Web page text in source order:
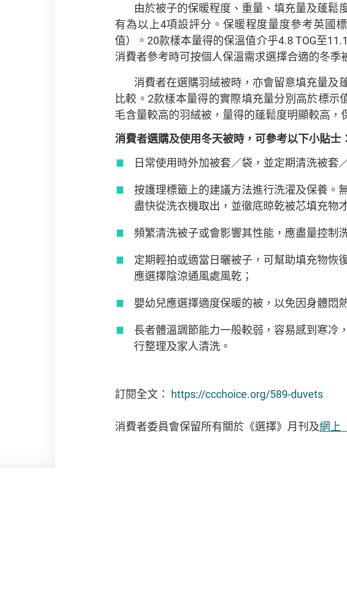
由於被子的保暖程度、重量、填充量及蓬鬆
有為以上4項設評分。保暖程度量度參考英國
值）。20款樣本量得的保溫值介乎4.8 TOG至
消費者參考時可按個人保溫需求選擇合適的冬
消費者在選購羽絨被時，亦會留意填充量及
比較。2款樣本量得的實際填充量分別高於標示
毛含量較高的羽絨被，量得的蓬鬆度明顯較高，
消費者選購及使用冬天被時，可參考以下小貼士：
日常使用時外加被套／袋，並定期清洗被套
按護理標籤上的建議方法進行洗濯及保養。
盡快從洗衣機取出，並徹底晾乾被芯填充物
頻繁清洗被子或會影響其性能，應盡量控制
定期輕拍或適當日曬被子，可幫助填充物恢
應選擇陰涼通風處風乾；
嬰幼兒應選擇適度保暖的被，以免因身體悶
長者體溫調節能力一般較弱，容易感到寒冷
行整理及家人清洗。
訂閱全文： https://ccchoice.org/589-duvets
消費者委員會保留所有關於《選擇》月刊及網上